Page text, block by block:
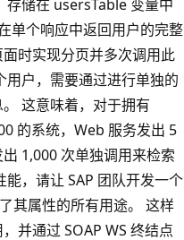
存储在 usersTable 变量中
单个响应中返回用户的完整
时实现分页并多次调用此
户，需要通过进行单独的
这意味着，对于拥有
的系统，Web 服务发出 5
1,000 次单独调用来检索
，请让 SAP 团队开发一个
其属性的所有用途。 这样
并通过 SOAP WS 终结点